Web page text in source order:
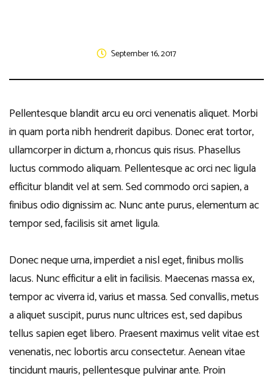
September 16, 2017
Pellentesque blandit arcu eu orci venenatis aliquet. Morbi
in quam porta nibh hendrerit dapibus. Donec erat tortor,
ullamcorper in dictum a, rhoncus quis risus. Phasellus
luctus commodo aliquam. Pellentesque ac orci nec ligula
efficitur blandit vel at sem. Sed commodo orci sapien, a
finibus odio dignissim ac. Nunc ante purus, elementum ac
tempor sed, facilisis sit amet ligula.
Donec neque urna, imperdiet a nisl eget, finibus mollis
lacus. Nunc efficitur a elit in facilisis. Maecenas massa ex,
tempor ac viverra id, varius et massa. Sed convallis, metus
a aliquet suscipit, purus nunc ultrices est, sed dapibus
tellus sapien eget libero. Praesent maximus velit vitae est
venenatis, nec lobortis arcu consectetur. Aenean vitae
tincidunt mauris, pellentesque pulvinar ante. Proin